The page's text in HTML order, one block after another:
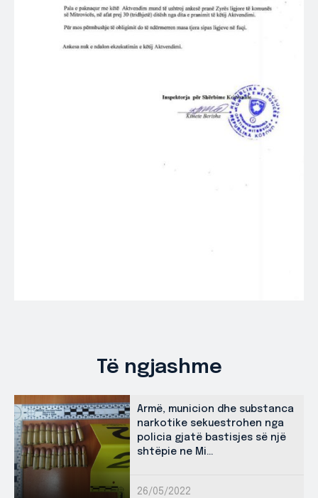
Të ngjashme
Armë, municion dhe substanca
narkotike sekuestrohen nga
policia gjatë bastisjes së një
shtëpie ne Mi...
26/05/2022